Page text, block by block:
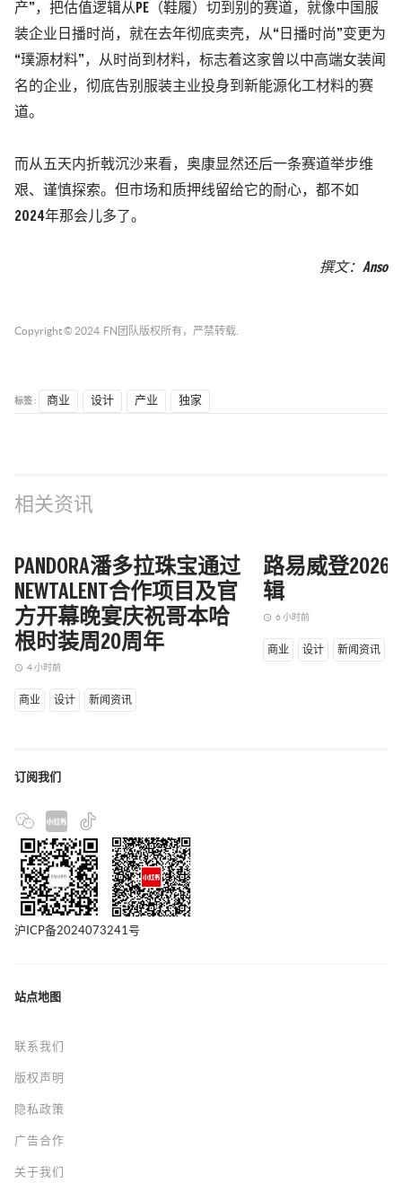
产”，把估值逻辑从PE （鞋履） 切到别的赛道，就像中国服
装企业日播时尚，就在去年彻底卖壳，从“日播时尚”变更为
“璞源材料”，从时尚到材料，标志着这家曾以中高端女装闻
名的企业，彻底告别服装主业投身到新能源化工材料的赛
道。
而从五天内折戟沉沙来看，奥康显然还后一条赛道举步维
艰、谨慎探索。但市场和质押线留给它的耐心，都不如
2024年那会儿多了。
撰文：Anso
Copyright © 2024 FN团队 版权所有，严禁转载.
标签 : 商业 设计 产业 独家
相关资讯
PANDORA潘多拉珠宝通过
NEWTALENT合作项目及官
方开幕晚宴庆祝哥本哈
根时装周20周年
access_time 4 小时前
商业 设计 新闻资讯
路易威登2026
辑
access_time 6 小时前
商业 设计 新闻资讯
订阅我们
沪ICP备2024073241号